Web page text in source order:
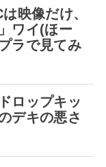
映像だけ、
ワイ(ほー
ラで見てみ
ロップキッ
デキの悪さ